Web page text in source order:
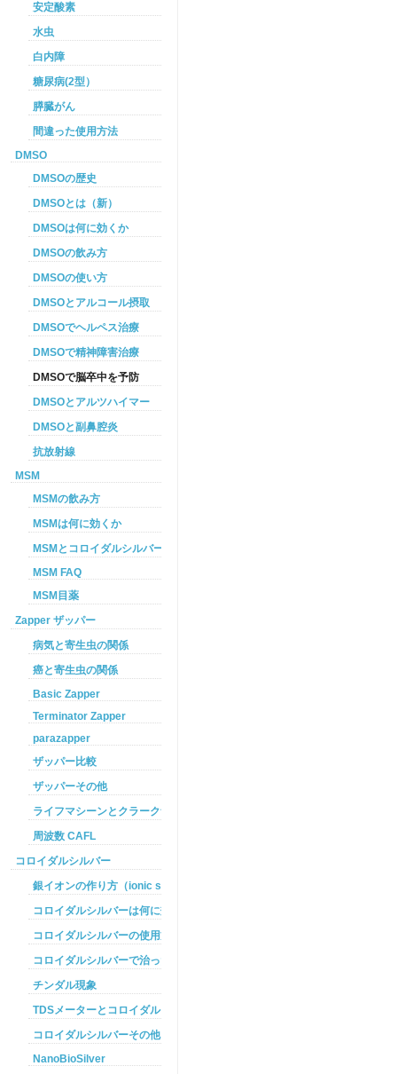
安定酸素
水虫
白内障
糖尿病(2型）
膵臓がん
間違った使用方法
DMSO
DMSOの歴史
DMSOとは（新）
DMSOは何に効くか
DMSOの飲み方
DMSOの使い方
DMSOとアルコール摂取
DMSOでヘルペス治療
DMSOで精神障害治療
DMSOで脳卒中を予防
DMSOとアルツハイマー
DMSOと副鼻腔炎
抗放射線
MSM
MSMの飲み方
MSMは何に効くか
MSMとコロイダルシルバーを使った癌プロトコル
MSM FAQ
MSM目薬
Zapper ザッパー
病気と寄生虫の関係
癌と寄生虫の関係
Basic Zapper
Terminator Zapper
parazapper
ザッパー比較
ザッパーその他
ライフマシーンとクラークザッパーの違い
周波数 CAFL
コロイダルシルバー
銀イオンの作り方（ionic silver ）
コロイダルシルバーは何に効くのか
コロイダルシルバーの使用方法
コロイダルシルバーで治った例
チンダル現象
TDSメーターとコロイダルシルバー
コロイダルシルバーその他
NanoBioSilver